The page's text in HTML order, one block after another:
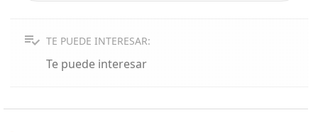
TE PUEDE INTERESAR:
Te puede interesar